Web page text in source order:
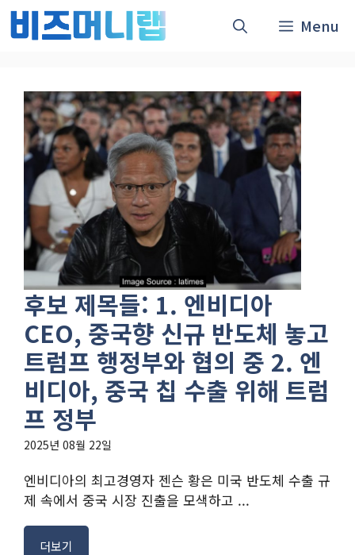
컨
Menu
후보 제목들: 1. 엔비디아
CEO, 중국향 신규 반도체 놓고
트럼프 행정부와 협의 중 2. 엔
비디아, 중국 칩 수출 위해 트럼
프 정부
2025년 08월 22일
엔비디아의 최고경영자 젠슨 황은 미국 반도체 수출 규
제 속에서 중국 시장 진출을 모색하고 ...
더보기